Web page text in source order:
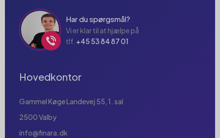
Har du spørgsmål?
Vi er klar til at hjælpe på
tlf. +45 53 84 87 01
Hovedkontor
Gammel Køge Landevej 55, 1. sal
2500 Valby
info@finara.dk